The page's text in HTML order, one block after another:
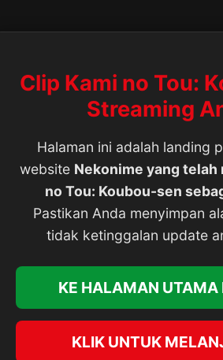
Clip Kami no Tou:
Streaming
Halaman ini adalah landing
website Nekonime yang telah
no Tou: Koubou-sen
Pastikan Anda menyimpan
tidak ketinggalan update
KE HALAMAN
KLIK UNTUK